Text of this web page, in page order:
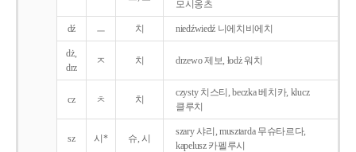
모시옹츠
dź ㅡ 치 niedźwiedź 니에치비에치
dż,
drz
ㅈ 치 drzewo 제보, łodż 워치
cz ㅊ 치
czysty 치스티, beczka 베치카, klucz
클루치
sz 시* 슈, 시
szary 샤리, musztarda 무슈타르다,
kapelusz 카펠루시